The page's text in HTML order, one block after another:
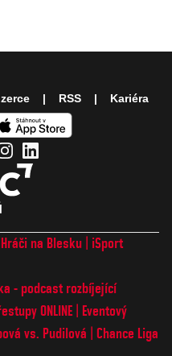
Hráči na Blesku
iSport
- podcast rozbíjející
ONLINE
Eventový
vs. Pudilová
Chance Liga
RSS Kariéra